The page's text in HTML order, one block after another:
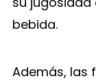
bebida.
Además, las